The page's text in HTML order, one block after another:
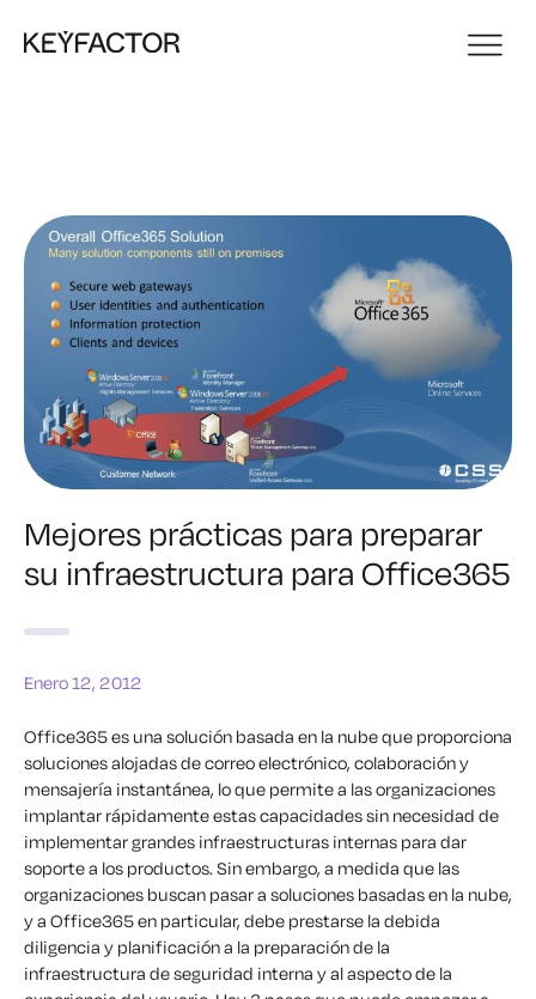
Mejores prácticas para preparar
su infraestructura para Office365
Enero 12, 2012
Office365 es una solución basada en la nube que proporciona
soluciones alojadas de correo electrónico, colaboración y
mensajería instantánea, lo que permite a las organizaciones
implantar rápidamente estas capacidades sin necesidad de
implementar grandes infraestructuras internas para dar
soporte a los productos. Sin embargo, a medida que las
organizaciones buscan pasar a soluciones basadas en la nube,
y a Office365 en particular, debe prestarse la debida
diligencia y planificación a la preparación de la
infraestructura de seguridad interna y al aspecto de la